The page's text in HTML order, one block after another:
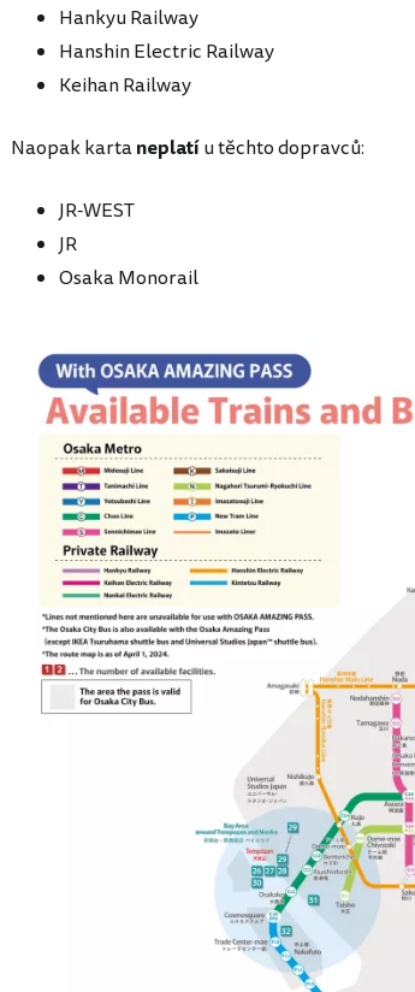
Hankyu Railway
Hanshin Electric Railway
Keihan Railway
Naopak kartaneplatíu těchto dopravců:
JR-WEST
JR
Osaka Monorail